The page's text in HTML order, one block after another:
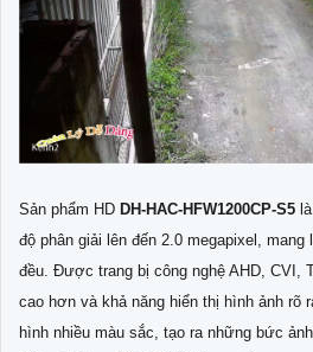
Sản phẩm HD DH-HAC-HFW1200CP-S5
độ phân giải lên đến 2.0 megapixel,
đều. Được trang bị công nghệ AHD, CVI,
cao hơn và khả năng hiển thị hình ảnh rõ
hình nhiều màu sắc, tạo ra những bức